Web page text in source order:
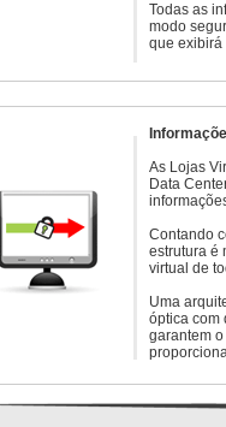
Todas as
modo
que exibirá
As Lojas
Data
Contando
estrutura é
virtual de
Uma
óptica com
garantem